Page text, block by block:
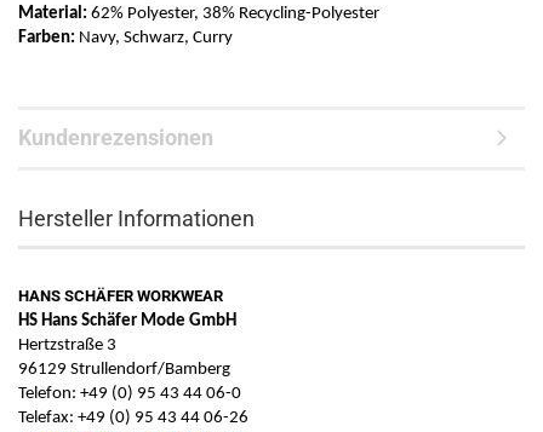
Material: 62% Polyester, 38% Recycling-Polyester
Farben: Navy, Schwarz, Curry
Kundenrezensionen
Hersteller Informationen
HANS SCHÄFER WORKWEAR
HS Hans Schäfer Mode GmbH
Hertzstraße 3
96129 Strullendorf/Bamberg
Telefon: +49 (0) 95 43 44 06-0
Telefax: +49 (0) 95 43 44 06-26